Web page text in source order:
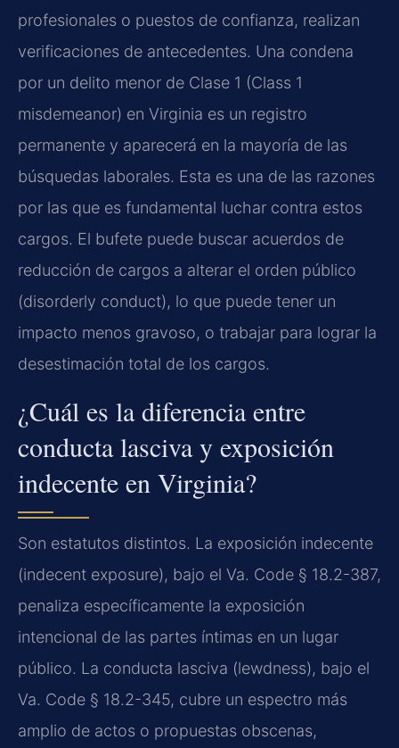
profesionales o puestos de confianza, realizan
verificaciones de antecedentes. Una condena
por un delito menor de Clase 1 (Class 1
misdemeanor) en Virginia es un registro
permanente y aparecerá en la mayoría de las
búsquedas laborales. Esta es una de las razones
por las que es fundamental luchar contra estos
cargos. El bufete puede buscar acuerdos de
reducción de cargos a alterar el orden público
(disorderly conduct), lo que puede tener un
impacto menos gravoso, o trabajar para lograr la
desestimación total de los cargos.
¿Cuál es la diferencia entre
conducta lasciva y exposición
indecente en Virginia?
Son estatutos distintos. La exposición indecente
(indecent exposure), bajo el Va. Code § 18.2-387,
penaliza específicamente la exposición
intencional de las partes íntimas en un lugar
público. La conducta lasciva (lewdness), bajo el
Va. Code § 18.2-345, cubre un espectro más
amplio de actos o propuestas obscenas,